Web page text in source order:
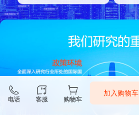
电话 客服 购物车
加入购物车